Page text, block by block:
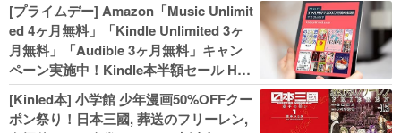
[プライムデー] Amazon「Music Unlimit
ed 4ヶ月無料」「Kindle Unlimited 3ヶ
月無料」「Audible 3ヶ月無料」キャン
ペーン実施中！Kindle本半額セール HU
NTER×HUNTERなど集英社、無職転生,
幼女戦記などKADOKAWA、キャプテン
翼100円セールも！
[Kinled本] 小学館 少年漫画50%OFFクー
ポン祭り！日本三國, 葬送のフリーレン,